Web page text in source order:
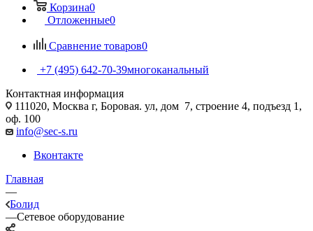
Корзина0
Отложенные0
Сравнение товаров0
+7 (495) 642-70-39многоканальный
Контактная информация
111020, Москва г, Боровая. ул, дом 7, строение 4, подъезд 1,
оф. 100
info@sec-s.ru
Вконтакте
Главная
—
Болид
—Сетевое оборудование